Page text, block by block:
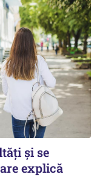
și se
explică